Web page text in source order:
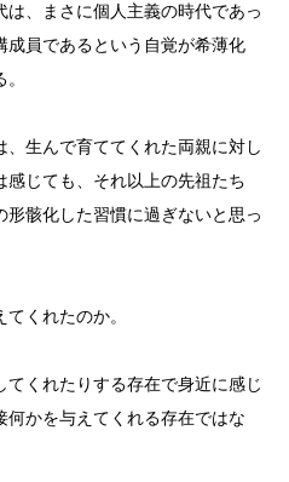
、まさに個人主義の時代であっ
員であるという自覚が希薄化
生んで育ててくれた両親に対し
じても、それ以上の先祖たち
骸化した習慣に過ぎないと思っ
くれたのか。
くれたりする存在で身近に感じ
かを与えてくれる存在ではな